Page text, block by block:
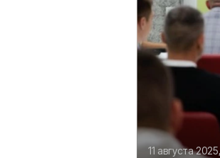
11 августа